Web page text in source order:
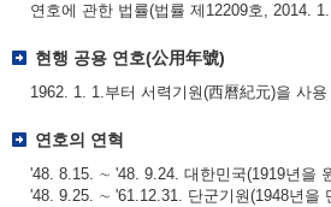
연호에 관한 법률(법률 제12209호, 2014.
현행 공용 연호(公用年號)
1962. 1. 1.부터 서력기원(西曆紀元)을 사용
연호의 연혁
'48. 8.15. ∼ '48. 9.24. 대한민국(1919년을
'48. 9.25. ∼ '61.12.31. 단군기원(1948년을